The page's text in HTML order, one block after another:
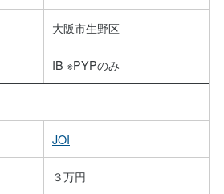
大阪市生野区
IB ※PYPのみ
JOI
３万円